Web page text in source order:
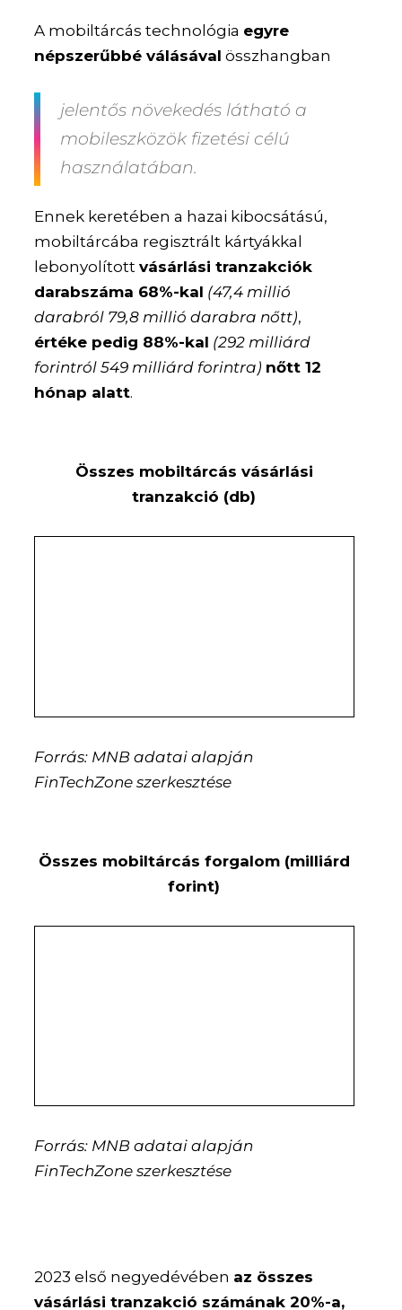
A mobiltárcás technológia egyre
népszerűbbé válásával összhangban
jelentős növekedés látható a
mobileszközök fizetési célú
használatában.
Ennek keretében a hazai kibocsátású,
mobiltárcába regisztrált kártyákkal
lebonyolítottvásárlási tranzakciók
darabszáma 68%-kal (47,4 millió
darabról 79,8 millió darabra nőtt),
értéke pedig 88%-kal (292 milliárd
forintról 549 milliárd forintra) nőtt 12
hónap alatt.
Összes mobiltárcás vásárlási
tranzakció (db)
Forrás: MNB adatai alapján
FinTechZone szerkesztése
Összes mobiltárcás forgalom (milliárd
forint)
Forrás: MNB adatai alapján
FinTechZone szerkesztése
2023 első negyedévében az összes
vásárlási tranzakció számának 20%-a,